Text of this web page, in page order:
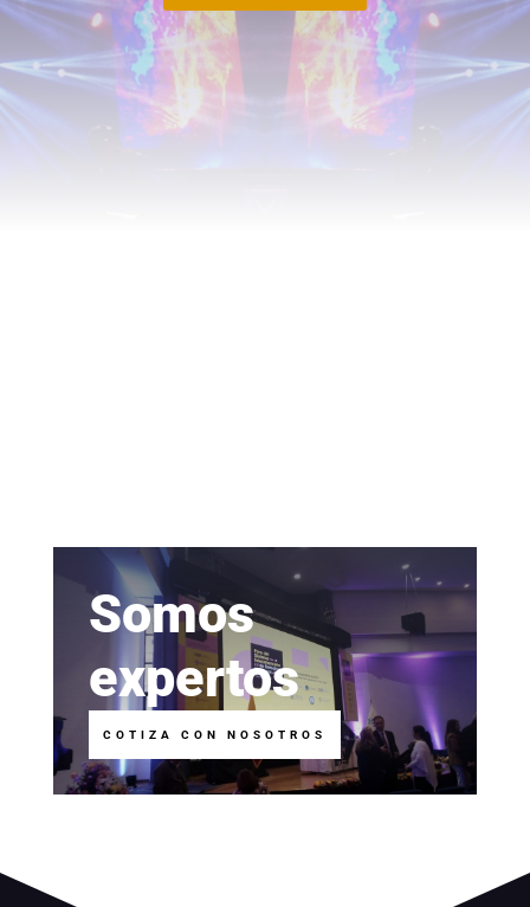
Somos
expertos
COTIZA CON NOSOTROS